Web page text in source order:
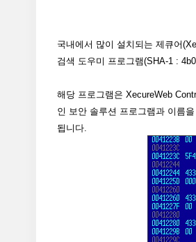
국내에서 많이 설치되는 제큐어
검색 도우미 프로그램(SHA-1 :
해당 프로그램은 XecureWeb
인 보안 솔루션 프로그램과 이름
됩니다.